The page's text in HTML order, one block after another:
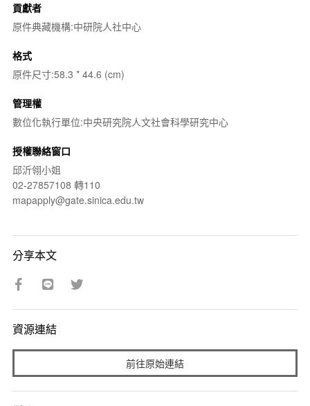
貢獻者
原件典藏機構:中研院人社中心
格式
原件尺寸:58.3 * 44.6 (cm)
管理權
數位化執行單位:中央研究院人文社會科學研究中心
授權聯絡窗口
邱沂翎小姐
02-27857108 轉110
mapapply@gate.sinica.edu.tw
分享本文
資源連結
前往原始連結